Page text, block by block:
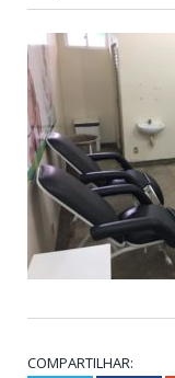
COMPARTILHAR: